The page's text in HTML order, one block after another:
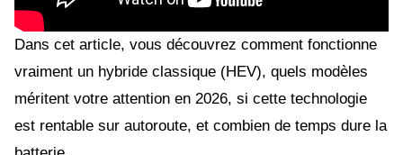
Dans cet article, vous découvrez comment fonctionne
vraiment un hybride classique (HEV), quels modèles
méritent votre attention en 2026, si cette technologie
est rentable sur autoroute, et combien de temps dure la